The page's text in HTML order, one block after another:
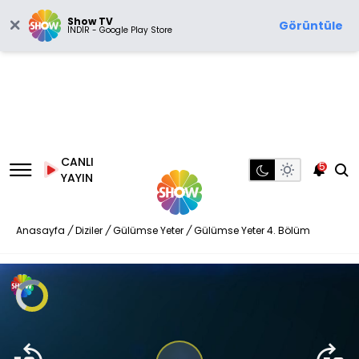
Show TV
İNDİR - Google Play Store Görüntüle
CANLI
YAYIN
5
Anasayfa / Diziler / Gülümse Yeter / Gülümse Yeter 4. Bölüm
Video
Oynatıcısı